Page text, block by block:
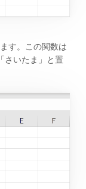
す。この関数は
さいたま」と置